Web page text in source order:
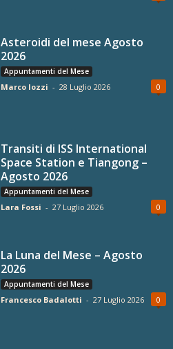
Asteroidi del mese Agosto
2026
Appuntamenti del Mese
Marco Iozzi - 28 Luglio 2026 0
Transiti di ISS International
Space Station e Tiangong –
Agosto 2026
Appuntamenti del Mese
Lara Fossi - 27 Luglio 2026 0
La Luna del Mese – Agosto
2026
Appuntamenti del Mese
Francesco Badalotti - 27 Luglio 2026 0